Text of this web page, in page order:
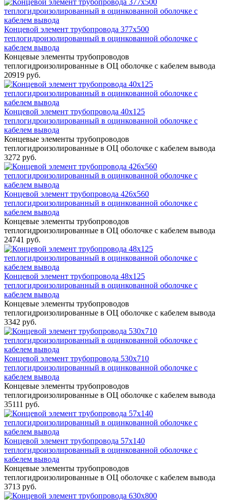
Концевой элемент трубопровода 377x500
теплогидроизолированный в оцинкованной оболочке с
кабелем вывода
Концевые элементы трубопроводов
теплогидроизолированные в ОЦ оболочке с кабелем вывода
20919 руб.
Концевой элемент трубопровода 40x125
теплогидроизолированный в оцинкованной оболочке с
кабелем вывода
Концевые элементы трубопроводов
теплогидроизолированные в ОЦ оболочке с кабелем вывода
3272 руб.
Концевой элемент трубопровода 426x560
теплогидроизолированный в оцинкованной оболочке с
кабелем вывода
Концевые элементы трубопроводов
теплогидроизолированные в ОЦ оболочке с кабелем вывода
24741 руб.
Концевой элемент трубопровода 48x125
теплогидроизолированный в оцинкованной оболочке с
кабелем вывода
Концевые элементы трубопроводов
теплогидроизолированные в ОЦ оболочке с кабелем вывода
3342 руб.
Концевой элемент трубопровода 530x710
теплогидроизолированный в оцинкованной оболочке с
кабелем вывода
Концевые элементы трубопроводов
теплогидроизолированные в ОЦ оболочке с кабелем вывода
35111 руб.
Концевой элемент трубопровода 57x140
теплогидроизолированный в оцинкованной оболочке с
кабелем вывода
Концевые элементы трубопроводов
теплогидроизолированные в ОЦ оболочке с кабелем вывода
3713 руб.